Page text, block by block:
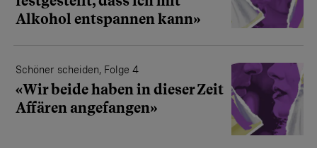
Alkohol entspannen kann»
Schöner scheiden, Folge 4
«Wir beide haben in dieser Zeit
Affären angefangen»